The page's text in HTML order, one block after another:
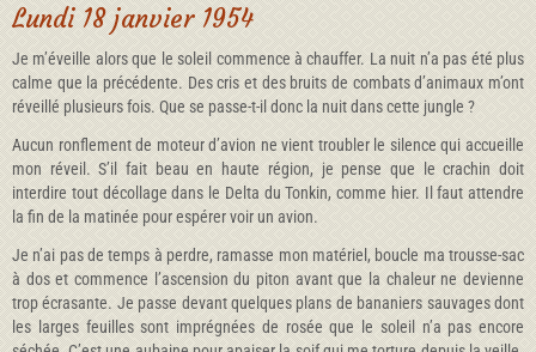
Lundi 18 janvier 1954
Je m’éveille alors que le soleil commence à chauffer. La nuit n’a pas été plus
calme que la précédente. Des cris et des bruits de combats d’animaux m’ont
réveillé plusieurs fois. Que se passe-t-il donc la nuit dans cette jungle ?
Aucun ronflement de moteur d’avion ne vient troubler le silence qui accueille
mon réveil. S’il fait beau en haute région, je pense que le crachin doit
interdire tout décollage dans le Delta du Tonkin, comme hier. Il faut attendre
la fin de la matinée pour espérer voir un avion.
Je n’ai pas de temps à perdre, ramasse mon matériel, boucle ma trousse-sac
à dos et commence l’ascension du piton avant que la chaleur ne devienne
trop écrasante. Je passe devant quelques plans de bananiers sauvages dont
les larges feuilles sont imprégnées de rosée que le soleil n’a pas encore